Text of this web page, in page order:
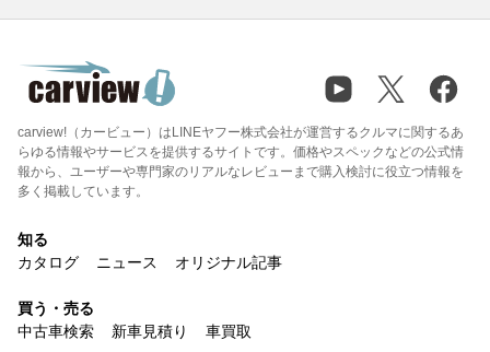
carview!（カービュー）はLINEヤフー株式会社が運営するクルマに関するあ
らゆる情報やサービスを提供するサイトです。価格やスペックなどの公式情
報から、ユーザーや専門家のリアルなレビューまで購入検討に役立つ情報を
多く掲載しています。
知る
カタログ
ニュース オリジナル記事
買う・売る
中古車検索
新車見積り 車買取